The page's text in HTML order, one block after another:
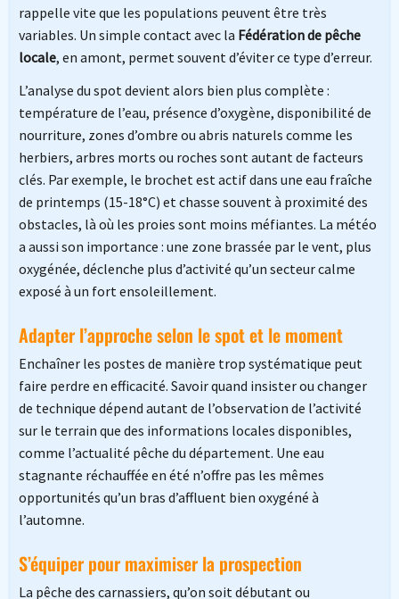
rappelle vite que les populations peuvent être très
variables. Un simple contact avec la Fédération de pêche
locale, en amont, permet souvent d’éviter ce type d’erreur.
L’analyse du spot devient alors bien plus complète :
température de l’eau, présence d’oxygène, disponibilité de
nourriture, zones d’ombre ou abris naturels comme les
herbiers, arbres morts ou roches sont autant de facteurs
clés. Par exemple, le brochet est actif dans une eau fraîche
de printemps (15-18°C) et chasse souvent à proximité des
obstacles, là où les proies sont moins méfiantes. La météo
a aussi son importance : une zone brassée par le vent, plus
oxygénée, déclenche plus d’activité qu’un secteur calme
exposé à un fort ensoleillement.
Adapter l’approche selon le spot et le moment
Enchaîner les postes de manière trop systématique peut
faire perdre en efficacité. Savoir quand insister ou changer
de technique dépend autant de l’observation de l’activité
sur le terrain que des informations locales disponibles,
comme l’actualité pêche du département. Une eau
stagnante réchauffée en été n’offre pas les mêmes
opportunités qu’un bras d’affluent bien oxygéné à
l’automne.
S’équiper pour maximiser la prospection
La pêche des carnassiers, qu’on soit débutant ou